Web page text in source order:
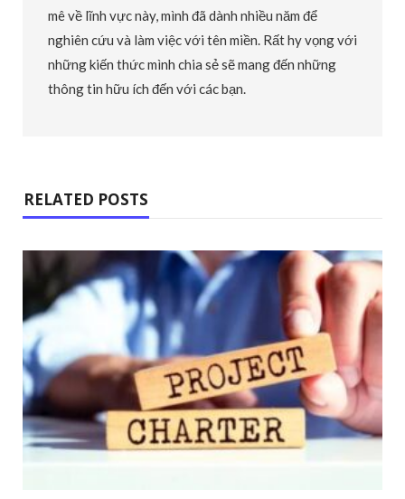
mê về lĩnh vực này, mình đã dành nhiều năm để
nghiên cứu và làm việc với tên miền. Rất hy vọng với
những kiến thức mình chia sẻ sẽ mang đến những
thông tin hữu ích đến với các bạn.
RELATED POSTS